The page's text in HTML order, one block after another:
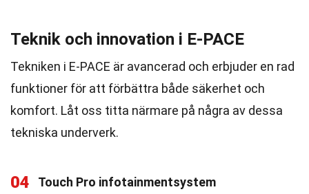
Teknik och innovation i E-PACE
Tekniken i E-PACE är avancerad och erbjuder en rad
funktioner för att förbättra både säkerhet och
komfort. Låt oss titta närmare på några av dessa
tekniska underverk.
04
Touch Pro infotainmentsystem